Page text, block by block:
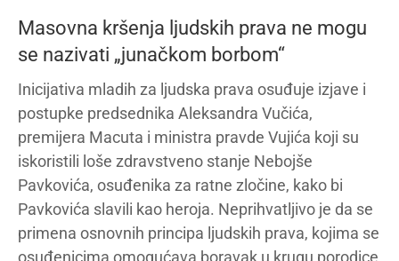
Masovna kršenja ljudskih prava ne mogu
se nazivati „junačkom borbom“
Inicijativa mladih za ljudska prava osuđuje izjave i
postupke predsednika Aleksandra Vučića,
premijera Macuta i ministra pravde Vujića koji su
iskoristili loše zdravstveno stanje Nebojše
Pavkovića, osuđenika za ratne zločine, kako bi
Pavkovića slavili kao heroja. Neprihvatljivo je da se
primena osnovnih principa ljudskih prava, kojima se
osuđenicima omogućava boravak u krugu porodice